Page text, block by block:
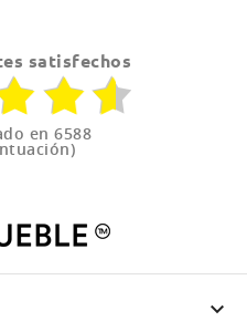
satisfechos
en 6588
